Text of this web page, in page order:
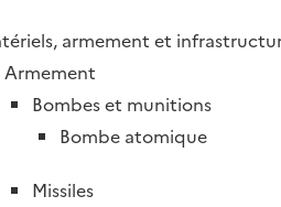
armement et
Armement
Bombes et munitions
Bombe atomique
Missiles